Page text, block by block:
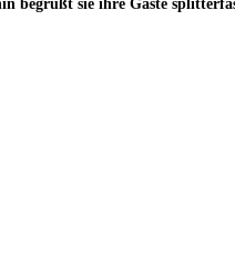
sie ihre Gäste